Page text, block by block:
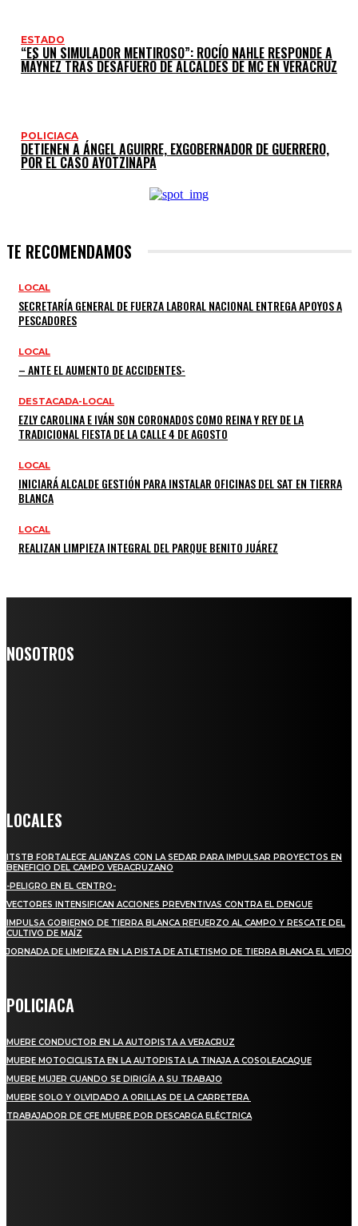
ESTADO
“ES UN SIMULADOR MENTIROSO”: ROCÍO NAHLE RESPONDE A
MÁYNEZ TRAS DESAFUERO DE ALCALDES DE MC EN VERACRUZ
POLICIACA
DETIENEN A ÁNGEL AGUIRRE, EXGOBERNADOR DE GUERRERO,
POR EL CASO AYOTZINAPA
TE RECOMENDAMOS
LOCAL
SECRETARÍA GENERAL DE FUERZA LABORAL NACIONAL ENTREGA APOYOS A
PESCADORES
LOCAL
– ANTE EL AUMENTO DE ACCIDENTES-
DESTACADA-LOCAL
EZLY CAROLINA E IVÁN SON CORONADOS COMO REINA Y REY DE LA
TRADICIONAL FIESTA DE LA CALLE 4 DE AGOSTO
LOCAL
INICIARÁ ALCALDE GESTIÓN PARA INSTALAR OFICINAS DEL SAT EN TIERRA
BLANCA
LOCAL
REALIZAN LIMPIEZA INTEGRAL DEL PARQUE BENITO JUÁREZ
NOSOTROS
LOCALES
ITSTB FORTALECE ALIANZAS CON LA SEDAR PARA IMPULSAR PROYECTOS EN
BENEFICIO DEL CAMPO VERACRUZANO
-PELIGRO EN EL CENTRO-
VECTORES INTENSIFICAN ACCIONES PREVENTIVAS CONTRA EL DENGUE
IMPULSA GOBIERNO DE TIERRA BLANCA REFUERZO AL CAMPO Y RESCATE DEL
CULTIVO DE MAÍZ
JORNADA DE LIMPIEZA EN LA PISTA DE ATLETISMO DE TIERRA BLANCA EL VIEJO
POLICIACA
MUERE CONDUCTOR EN LA AUTOPISTA A VERACRUZ
MUERE MOTOCICLISTA EN LA AUTOPISTA LA TINAJA A COSOLEACAQUE
MUERE MUJER CUANDO SE DIRIGÍA A SU TRABAJO
MUERE SOLO Y OLVIDADO A ORILLAS DE LA CARRETERA
TRABAJADOR DE CFE MUERE POR DESCARGA ELÉCTRICA